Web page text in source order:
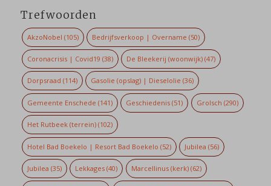
Trefwoorden
AkzoNobel (105) Bedrijfsverkoop | Overname (50)
Coronacrisis | Covid19 (38) De Bleekerij (woonwijk) (47)
Dorpsraad (114) Gasolie (opslag) | Dieselolie (36)
Gemeente Enschede (141) Geschiedenis (51) Grolsch (290)
Het Rutbeek (terrein)(102)
Hotel Bad Boekelo | Resort Bad Boekelo (52) Jubilea (56)
Jubilea (35) Lekkages (40) Marcellinus (kerk)(62)